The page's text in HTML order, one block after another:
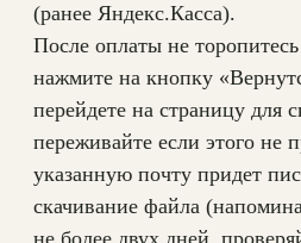
ф
а
й
л
Б
.
6
.
(ранее Яндекс.Касса).
После оплаты не
нажмите на кнопку
перейдете на страницу для
переживайте если этого не
указанную почту придет
скачивание файла